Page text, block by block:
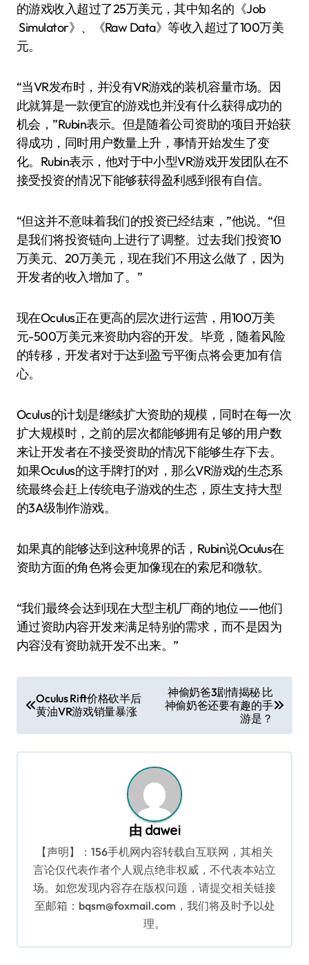
的游戏收入超过了25万美元，其中知名的《Job
Simulator》、《Raw Data》等收入超过了100万美
元。
“当VR发布时，并没有VR游戏的装机容量市场。因
此就算是一款便宜的游戏也并没有什么获得成功的
机会，”Rubin表示。但是随着公司资助的项目开始获
得成功，同时用户数量上升，事情开始发生了变
化。Rubin表示，他对于中小型VR游戏开发团队在不
接受投资的情况下能够获得盈利感到很有自信。
“但这并不意味着我们的投资已经结束，”他说。“但
是我们将投资链向上进行了调整。过去我们投资10
万美元、20万美元，现在我们不用这么做了，因为
开发者的收入增加了。”
现在Oculus正在更高的层次进行运营，用100万美
元-500万美元来资助内容的开发。毕竟，随着风险
的转移，开发者对于达到盈亏平衡点将会更加有信
心。
Oculus的计划是继续扩大资助的规模，同时在每一次
扩大规模时，之前的层次都能够拥有足够的用户数
来让开发者在不接受资助的情况下能够生存下去。
如果Oculus的这手牌打的对，那么VR游戏的生态系
统最终会赶上传统电子游戏的生态，原生支持大型
的3A级制作游戏。
如果真的能够达到这种境界的话，Rubin说Oculus在
资助方面的角色将会更加像现在的索尼和微软。
“我们最终会达到现在大型主机厂商的地位——他们
通过资助内容开发来满足特别的需求，而不是因为
内容没有资助就开发不出来。”
章
导
航
Oculus Rift价格砍半后
黄油VR游戏销量暴涨
神偷奶爸3剧情揭秘 比
神偷奶爸还要有趣的手
游是？
由 dawei
【声明】：156手机网内容转载自互联网，其相关
言论仅代表作者个人观点绝非权威，不代表本站立
场。如您发现内容存在版权问题，请提交相关链接
至邮箱：bqsm@foxmail.com，我们将及时予以处
理。